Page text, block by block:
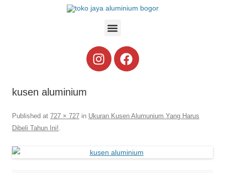
kusen aluminium
Published at 727 × 727 in Ukuran Kusen Alumunium Yang Harus
Dibeli Tahun Ini!.